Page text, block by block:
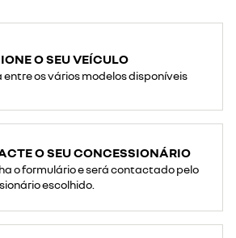
O SEU VEÍCULO
entre os vários modelos disponíveis
O SEU CONCESSIONÁRIO
o formulário e será contactado pelo
escolhido.